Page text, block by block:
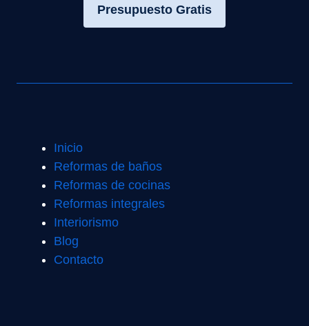
Presupuesto Gratis
Inicio
Reformas de baños
Reformas de cocinas
Reformas integrales
Interiorismo
Blog
Contacto